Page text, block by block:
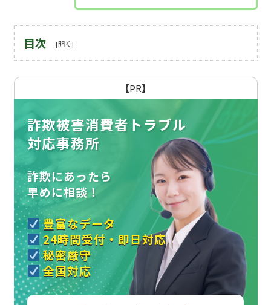
目次
【PR】
詐欺被害消費者トラブル
対応事務所
詐欺にあったら
早めに相談！
豊富なデータ
24時間受付・即日対応
秘密厳守
全国対応